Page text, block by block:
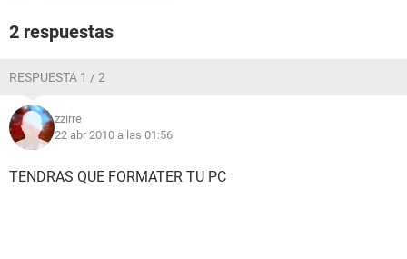
2 respuestas
RESPUESTA 1 / 2
zzirre
22 abr 2010 a las 01:56
TENDRAS QUE FORMATER TU PC